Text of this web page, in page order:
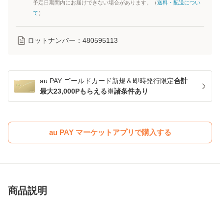
予定日期間内にお届けできない場合があります。（送料・配送につい
て ）
ロットナンバー： 480595113
au PAY ゴールドカード新規＆即時発行限定合計
最大23,000Pもらえる※諸条件あり
au PAY マーケットアプリで購入する
商品説明